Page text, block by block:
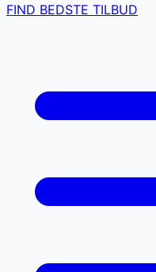
FIND BEDSTE TILBUD